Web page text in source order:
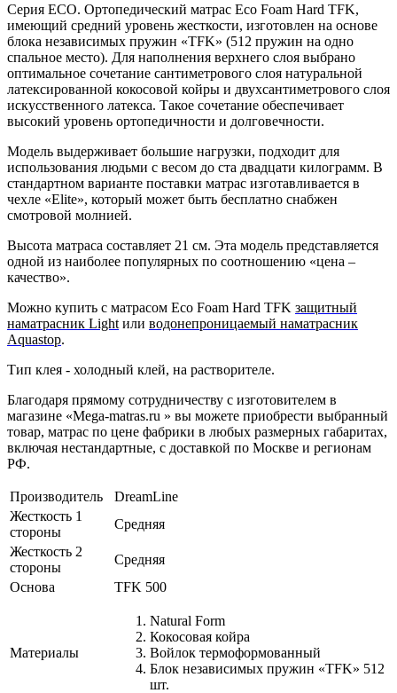
Серия ECO. Ортопедический матрас Eco Foam Hard TFK,
имеющий средний уровень жесткости, изготовлен на основе
блока независимых пружин «TFK» (512 пружин на одно
спальное место). Для наполнения верхнего слоя выбрано
оптимальное сочетание сантиметрового слоя натуральной
латексированной кокосовой койры и двухсантиметрового слоя
искусственного латекса. Такое сочетание обеспечивает
высокий уровень ортопедичности и долговечности.
Модель выдерживает большие нагрузки, подходит для
использования людьми с весом до ста двадцати килограмм. В
стандартном варианте поставки матрас изготавливается в
чехле «Elite», который может быть бесплатно снабжен
смотровой молнией.
Высота матраса составляет 21 см. Эта модель представляется
одной из наиболее популярных по соотношению «цена –
качество».
Можно купить с матрасом Eco Foam Hard TFK защитный
наматрасник Light или водонепроницаемый наматрасник
Aquastop.
Тип клея - холодный клей, на растворителе.
Благодаря прямому сотрудничеству с изготовителем в
магазине «Mega-matras.ru » вы можете приобрести выбранный
товар, матрас по цене фабрики в любых размерных габаритах,
включая нестандартные, с доставкой по Москве и регионам
РФ.
Производитель
DreamLine
Жесткость 1
стороны
Средняя
Жесткость 2
стороны
Средняя
Основа
TFK 500
Материалы
Natural Form
Кокосовая койра
Войлок термоформованный
Блок независимых пружин «TFK» 512
шт.